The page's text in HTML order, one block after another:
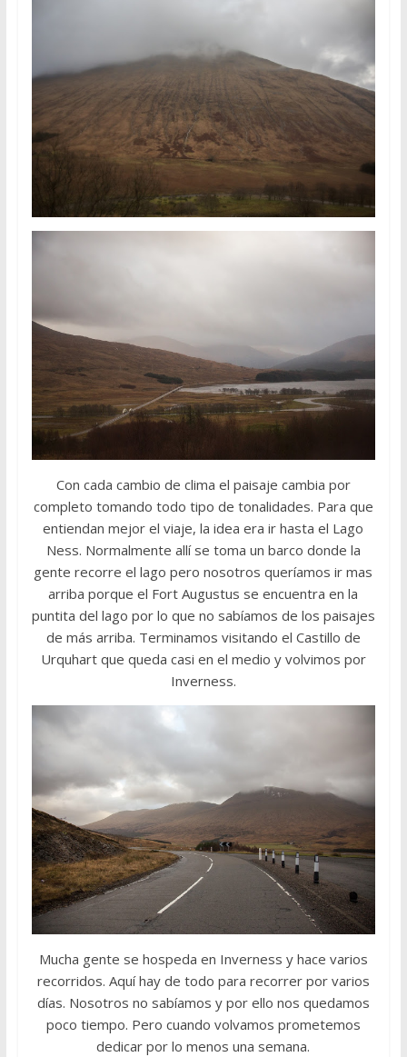
Con cada cambio de clima el paisaje cambia por
completo tomando todo tipo de tonalidades. Para que
entiendan mejor el viaje, la idea era ir hasta el Lago
Ness. Normalmente allí se toma un barco donde la
gente recorre el lago pero nosotros queríamos ir mas
arriba porque el Fort Augustus se encuentra en la
puntita del lago por lo que no sabíamos de los paisajes
de más arriba. Terminamos visitando el Castillo de
Urquhart que queda casi en el medio y volvimos por
Inverness.
Mucha gente se hospeda en Inverness y hace varios
recorridos. Aquí hay de todo para recorrer por varios
días. Nosotros no sabíamos y por ello nos quedamos
poco tiempo. Pero cuando volvamos prometemos
dedicar por lo menos una semana.